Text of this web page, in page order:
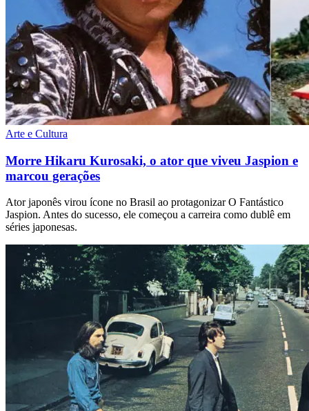
Arte e Cultura
Morre Hikaru Kurosaki, o ator que viveu Jaspion e
marcou gerações
Ator japonês virou ícone no Brasil ao protagonizar O Fantástico
Jaspion. Antes do sucesso, ele começou a carreira como dublê em
séries japonesas.